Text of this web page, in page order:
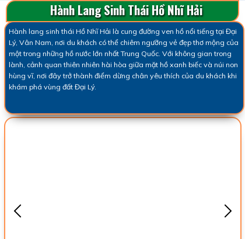
Hành Lang Sinh Thái Hồ Nhĩ Hải
Hành lang sinh thái Hồ Nhĩ Hải là cung đường ven hồ nổi tiếng tại Đại
Lý, Vân Nam, nơi du khách có thể chiêm ngưỡng vẻ đẹp thơ mộng của
một trong những hồ nước lớn nhất Trung Quốc. Với không gian trong
lành, cảnh quan thiên nhiên hài hòa giữa mặt hồ xanh biếc và núi non
hùng vĩ, nơi đây trở thành điểm dừng chân yêu thích của du khách khi
khám phá vùng đất Đại Lý.